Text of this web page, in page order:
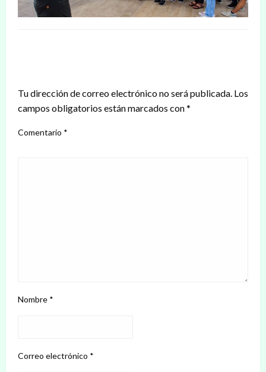
Tu dirección de correo electrónico no será publicada. Los
campos obligatorios están marcados con*
Comentario *
Nombre *
Correo electrónico *